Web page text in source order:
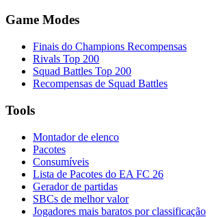
Game Modes
Finais do Champions Recompensas
Rivals Top 200
Squad Battles Top 200
Recompensas de Squad Battles
Tools
Montador de elenco
Pacotes
Consumíveis
Lista de Pacotes do EA FC 26
Gerador de partidas
SBCs de melhor valor
Jogadores mais baratos por classificação